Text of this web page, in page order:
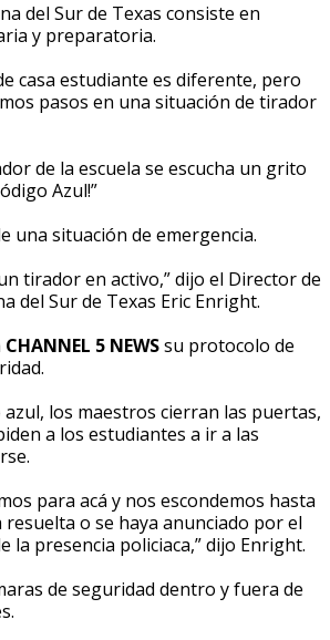
del Sur de Texas consiste en
y preparatoria.
casa estudiante es diferente, pero
pasos en una situación de tirador
de la escuela se escucha un grito
Azul!”
una situación de emergencia.
tirador en activo,” dijo el Director de
del Sur de Texas Eric Enright.
CHANNEL 5 NEWSsu protocolo de
azul, los maestros cierran las puertas,
a los estudiantes a ir a las
para acá y nos escondemos hasta
resuelta o se haya anunciado por el
la presencia policiaca,” dijo Enright.
de seguridad dentro y fuera de